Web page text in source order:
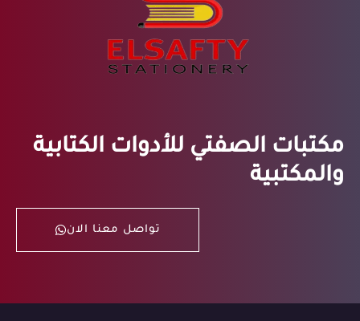
مكتبات الصفتي للأدوات الكتابية
والمكتبية
تواصل معنا الان